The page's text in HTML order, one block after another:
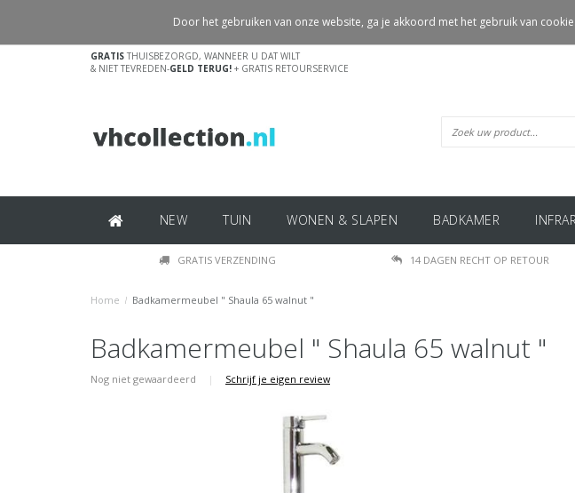
GRATIS THUISBEZORGD, WANNEER U DAT WILT
& NIET TEVREDEN-GELD TERUG! + GRATIS RETOURSERVICE
NEW TUIN WONEN & SLAPEN BADKAMER
GRATIS VERZENDING 14 DAGEN RECHT OP RETOUR
Home / Badkamermeubel " Shaula 65 walnut "
Badkamermeubel " Shaula 65 walnut "
Nog niet gewaardeerd | Schrijf je eigen review
Door het gebruiken van onze website, ga je akkoord met het gebruik van